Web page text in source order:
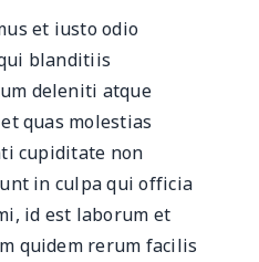
et iusto odio
blanditiis
deleniti atque
quas molestias
cupiditate non
in culpa qui officia
id est laborum et
quidem rerum facilis